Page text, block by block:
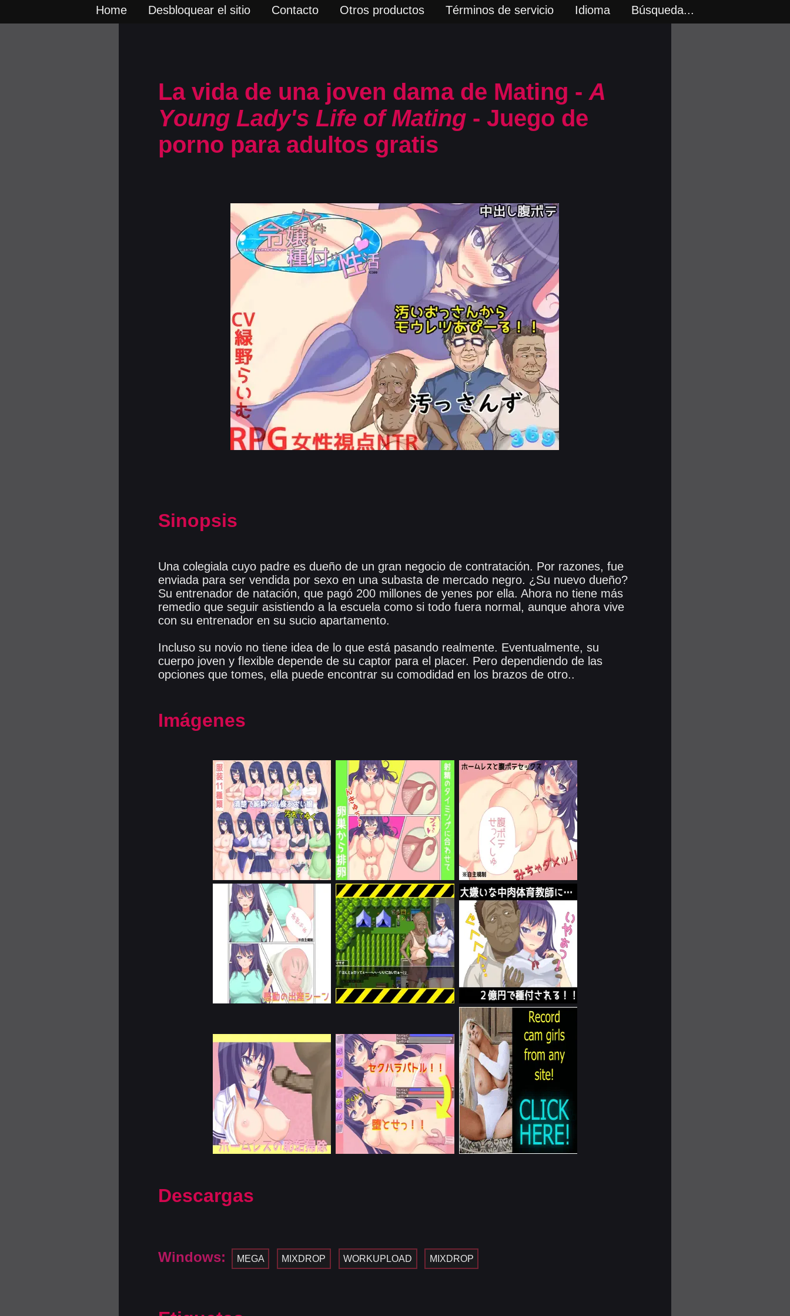
Home Desbloquear el sitio Contacto Otros productos Términos de servicio Idioma Búsqueda...
La vida de una joven dama de Mating - A
Young Lady's Life of Mating- Juego de
porno para adultos gratis
Sinopsis
Una colegiala cuyo padre es dueño de un gran negocio de contratación. Por razones, fue
enviada para ser vendida por sexo en una subasta de mercado negro. ¿Su nuevo dueño?
Su entrenador de natación, que pagó 200 millones de yenes por ella. Ahora no tiene más
remedio que seguir asistiendo a la escuela como si todo fuera normal, aunque ahora vive
con su entrenador en su sucio apartamento.
Incluso su novio no tiene idea de lo que está pasando realmente. Eventualmente, su
cuerpo joven y flexible depende de su captor para el placer. Pero dependiendo de las
opciones que tomes, ella puede encontrar su comodidad en los brazos de otro..
Imágenes
Descargas
Windows: MEGA MIXDROP WORKUPLOAD MIXDROP